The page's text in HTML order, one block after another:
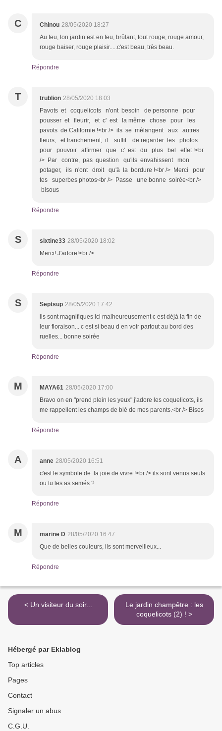
C Chinou 28/05/2020 18:27
Au feu, ton jardin est en feu, brûlant, tout rouge, rouge amour,
rouge baiser, rouge plaisir.....c'est beau, très beau.
Répondre
T trublion 28/05/2020 18:03
Pavots et coquelicots n'ont besoin de personne pour
pousser et fleurir, et c' est la même chose pour les
pavots de Californie !<br /> ils se mélangent aux autres
fleurs, et franchement, il suffit de regarder tes photos
pour pouvoir affirmer que c' est du plus bel effet !<br
/> Par contre, pas question qu'ils envahissent mon
potager, ils n'ont droit qu'à la bordure !<br /> Merci pour
tes superbes photos<br /> Passe une bonne soirée<br />
bisous
Répondre
S sixtine33 28/05/2020 18:02
Merci! J'adore!<br />
Répondre
S Septsup 28/05/2020 17:42
ils sont magnifiques ici malheureusement c est déjà la fin de
leur floraison... c est si beau d en voir partout au bord des
ruelles... bonne soirée
Répondre
M MAYA61 28/05/2020 17:00
Bravo on en "prend plein les yeux" j'adore les coquelicots, ils
me rappellent les champs de blé de mes parents.<br /> Bises
Répondre
A anne 28/05/2020 16:51
c'est le symbole de la joie de vivre !<br /> ils sont venus seuls
ou tu les as semés ?
Répondre
M marine D 28/05/2020 16:47
Que de belles couleurs, ils sont merveilleux...
Répondre
< Un visiteur du soir...
Le jardin champêtre : les
coquelicots (2) ! >
Hébergé par Eklablog
Top articles
Pages
Contact
Signaler un abus
C.G.U.